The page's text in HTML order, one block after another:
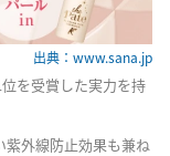
出典：www.sana.jp
を受賞した実力を持
紫外線防止効果も兼ね